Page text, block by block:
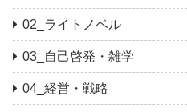
02_ライトノベル
03_自己啓発・雑学
04_経営・戦略